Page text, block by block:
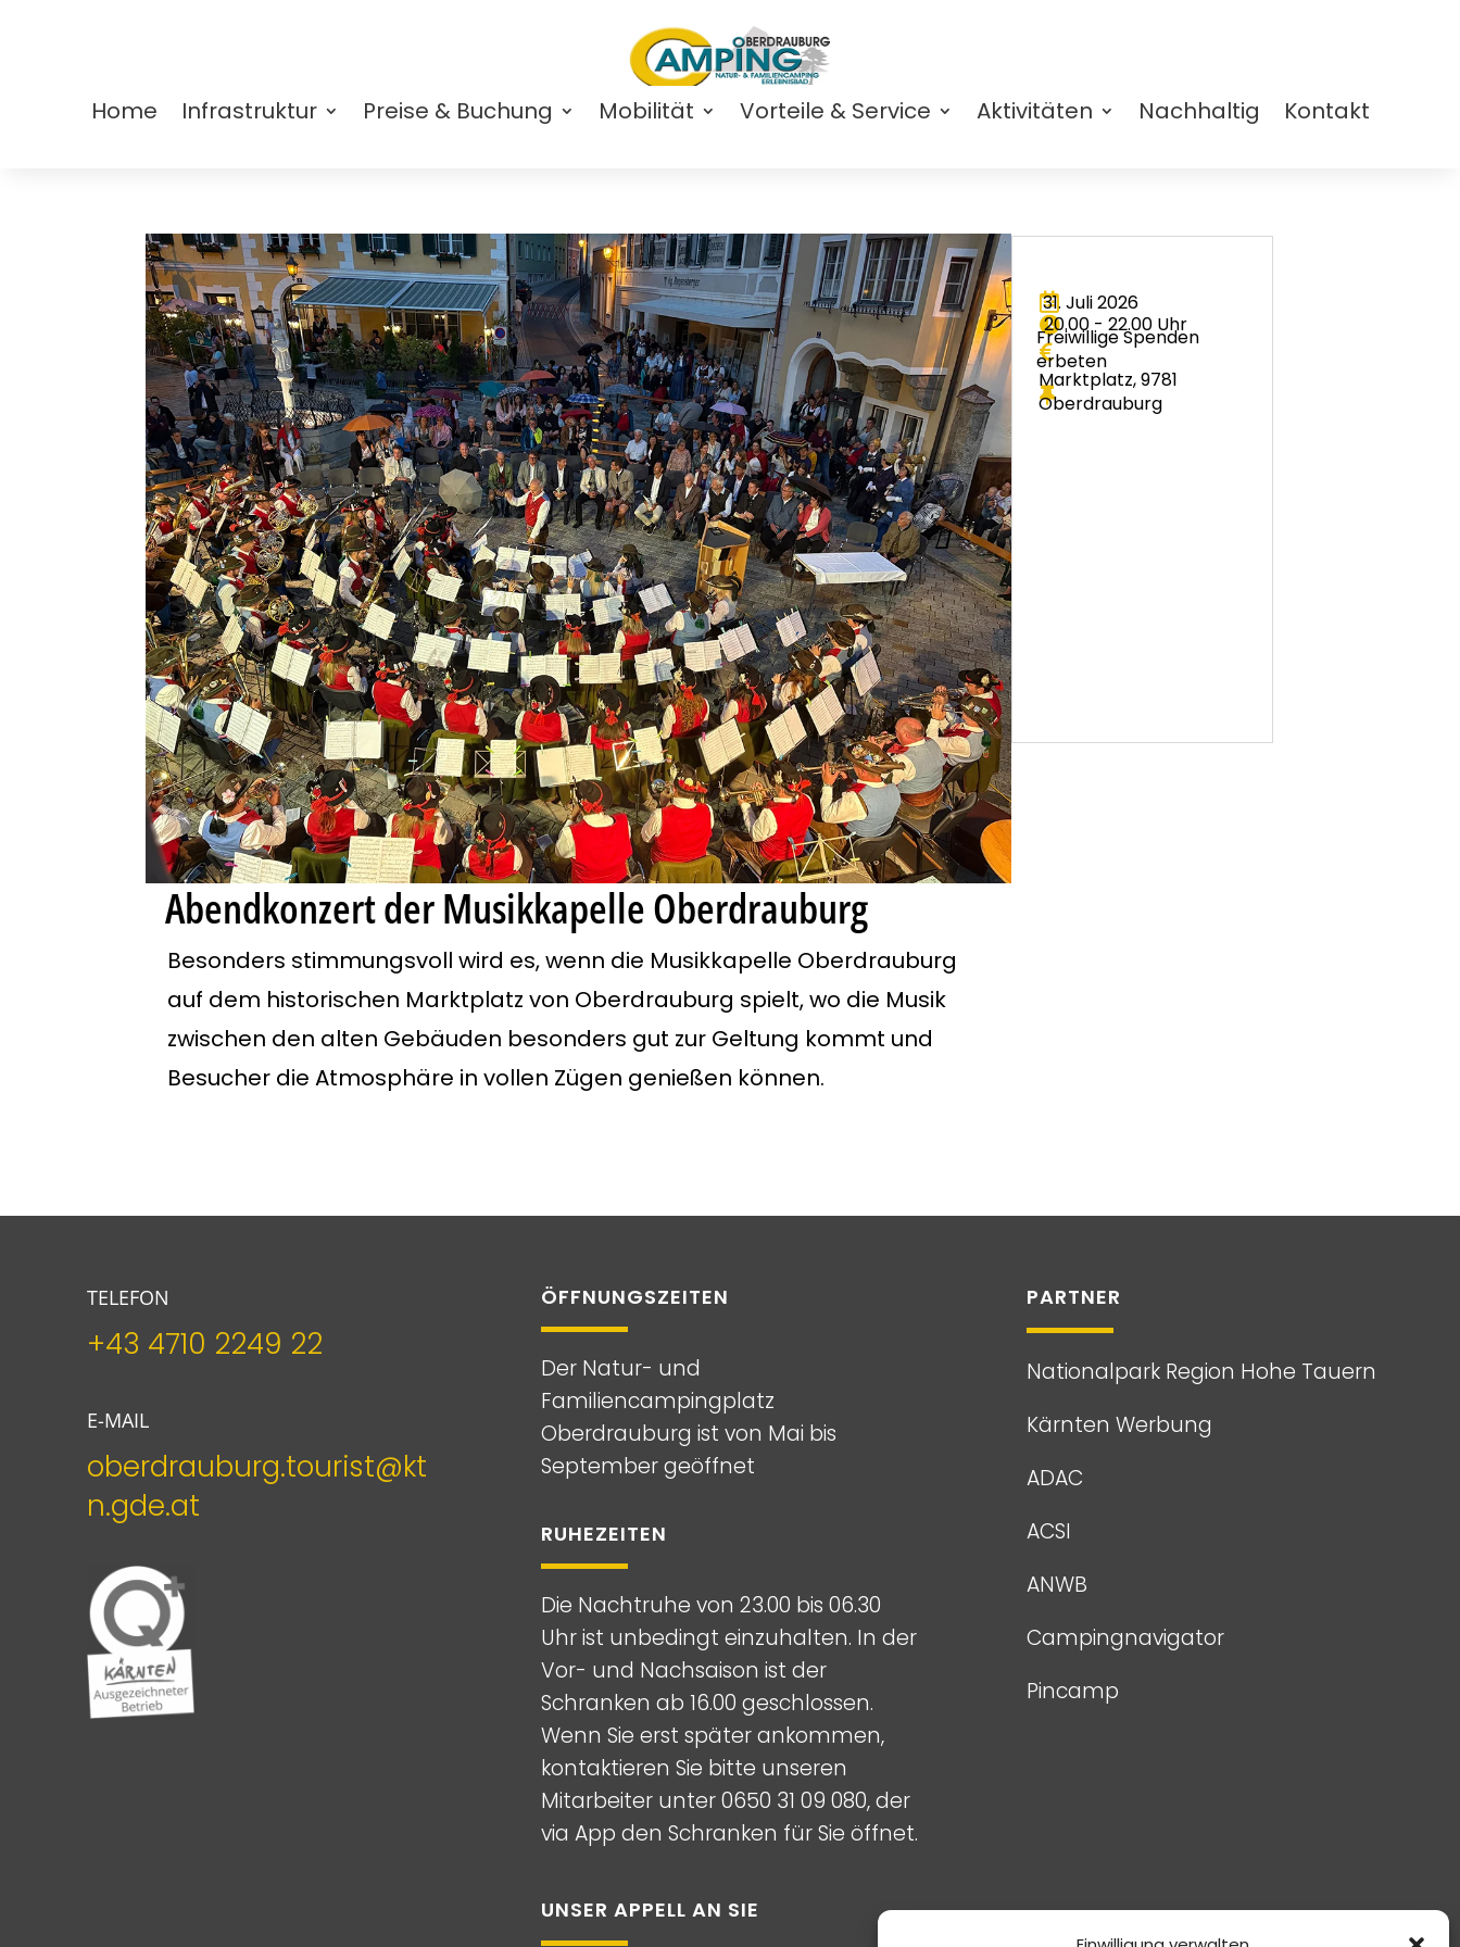
Home Infrastruktur Preise & Buchung Mobilität Vorteile & Service Aktivitäten Nachhaltig Kontakt
Abendkonzert der Musikkapelle Oberdrauburg
Besonders stimmungsvoll wird es, wenn die Musikkapelle Oberdrauburg
auf dem historischen Marktplatz von Oberdrauburg spielt, wo die Musik
zwischen den alten Gebäuden besonders gut zur Geltung kommt und
Besucher die Atmosphäre in vollen Zügen genießen können.

31. Juli 2026

20.00 - 22.00 Uhr

Freiwillige Spenden
erbeten

Marktplatz, 9781
Oberdrauburg
TELEFON
+43 4710 2249 22
E-MAIL
oberdrauburg.tourist@kt
n.gde.at
ÖFFNUNGSZEITEN
Der Natur- und
Familiencampingplatz
Oberdrauburg ist von Mai bis
September geöffnet
RUHEZEITEN
Die Nachtruhe von 23.00 bis 06.30
Uhr ist unbedingt einzuhalten. In der
Vor- und Nachsaison ist der
Schranken ab 16.00 geschlossen.
Wenn Sie erst später ankommen,
kontaktieren Sie bitte unseren
Mitarbeiter unter0650 31 09 080, der
via App den Schranken für Sie öffnet.
UNSER APPELL AN SIE
PARTNER
Nationalpark Region Hohe Tauern
Kärnten Werbung
ADAC
ACSI
ANWB
Campingnavigator
Pincamp